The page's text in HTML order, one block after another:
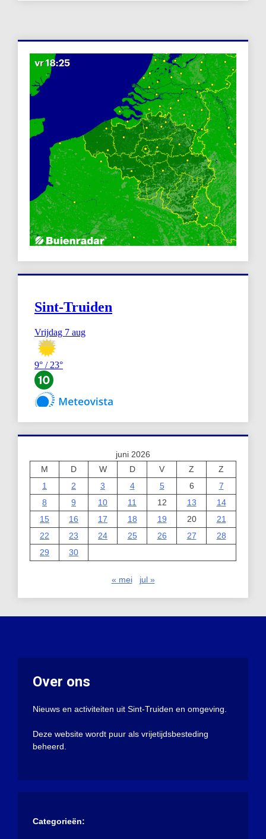
juni 2026
M
D W D V Z
Z
1
2 3 4 5 6
7
8
9 10 11 12 13
14
15
16 17 18 19 20
21
22
23 24 25 26 27
28
29
30
« mei jul »
Over ons
Nieuws en activiteiten uit Sint-Truiden en omgeving.
Deze website wordt puur als vrijetijdsbesteding
beheerd.
Categorieën: